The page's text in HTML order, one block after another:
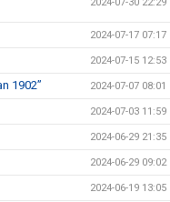
2024-07-17 07:17
2024-07-15 12:53
1902” 2024-07-07 08:01
2024-07-03 11:59
2024-06-29 21:35
2024-06-29 09:02
2024-06-19 13:05